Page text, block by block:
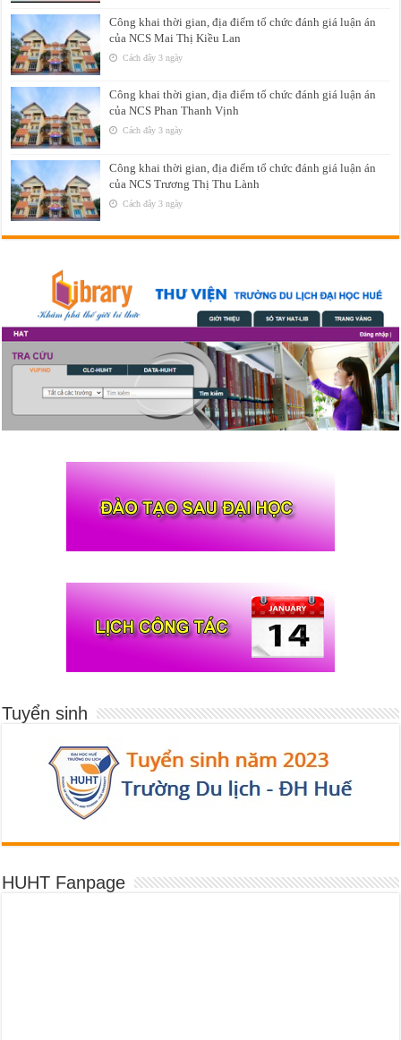
Công khai thời gian, địa điểm tổ chức đánh giá luận án
của NCS Mai Thị Kiều Lan
Cách đây 3 ngày
Công khai thời gian, địa điểm tổ chức đánh giá luận án
của NCS Phan Thanh Vịnh
Cách đây 3 ngày
Công khai thời gian, địa điểm tổ chức đánh giá luận án
của NCS Trương Thị Thu Lành
Cách đây 3 ngày
Tuyển sinh
HUHT Fanpage